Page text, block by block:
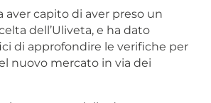
aver capito di aver preso un
dell’Uliveta, e ha dato
di approfondire le verifiche per
nuovo mercato in via dei